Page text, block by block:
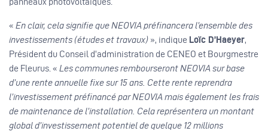
« En clair, cela signifie que NEOVIA préfinancera l’ensemble des
investissements (études et travaux) », indique Loïc D’Haeyer,
Président du Conseil d’administration de CENEO et Bourgmestre
de Fleurus. « Les communes rembourseront NEOVIA sur base
d’une rente annuelle fixe sur 15 ans. Cette rente reprendra
l’investissement préfinancé par NEOVIA mais également les frais
de maintenance de l’installation. Cela représentera un montant
global d’investissement potentiel de quelque 12 millions